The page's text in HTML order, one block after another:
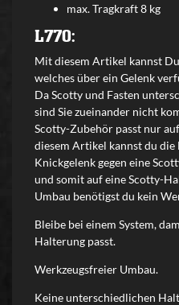
max. Tragkraft 8 kg
L770:
Mit diesem Artikel kannst
welches über ein Gelenk
Da Scotty und Fasten
sind Sie zueinander nicht
Scotty-Zubehör passt nur
diesem Artikel kannst du die
Knickgelenk gegen eine
und somit auf eine Scotty-
Umbau benötigst du kein
Bleibe bei einem System,
Halterung passt.
Werkzeugsfreier Umbau.
Keine unterschiedlichen